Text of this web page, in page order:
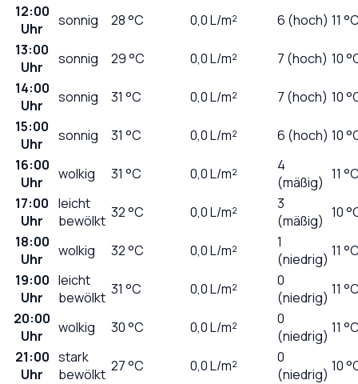
12:00
Uhr
sonnig 28°C 0,0L/m² 6 (hoch) 11
13:00
Uhr
sonnig 29°C 0,0L/m² 7 (hoch) 10
14:00
Uhr
sonnig 31 °C 0,0L/m² 7 (hoch) 10
15:00
Uhr
sonnig 31 °C 0,0L/m² 6 (hoch) 10
16:00
Uhr
wolkig 31 °C 0,0L/m²
4
(mäßig) 11
17:00
Uhr
leicht
bewölkt 32°C 0,0L/m²
3
(mäßig) 10
18:00
Uhr
wolkig 32°C 0,0L/m²
1
(niedrig) 11
19:00
Uhr
leicht
bewölkt 31 °C 0,0L/m²
0
(niedrig) 11
20:00
Uhr
wolkig 30°C 0,0L/m²
0
(niedrig) 11
21:00
Uhr
stark
bewölkt 27°C 0,0L/m²
0
(niedrig) 10